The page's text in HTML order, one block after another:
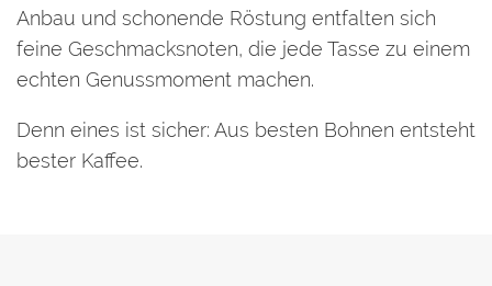
Anbau und schonende Röstung entfalten sich
feine Geschmacksnoten, die jede Tasse zu einem
echten Genussmoment machen.
Denn eines ist sicher: Aus besten Bohnen entsteht
bester Kaffee.